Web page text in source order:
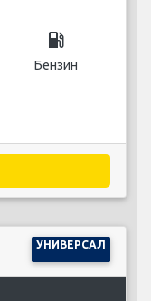
local_gas_station
Бензин
УНИВЕРСАЛ